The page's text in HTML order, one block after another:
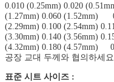
0.010 (0.25mm) 0.020
(1.27mm) 0.060 (1.52mm)
(2.29mm) 0.100 (2.54mm)
(3.30mm) 0.140 (3.56mm)
(4.32mm) 0.180 (4.57mm)
공장 교대 두께와 협의하세요.
표준 시트 사이즈 :